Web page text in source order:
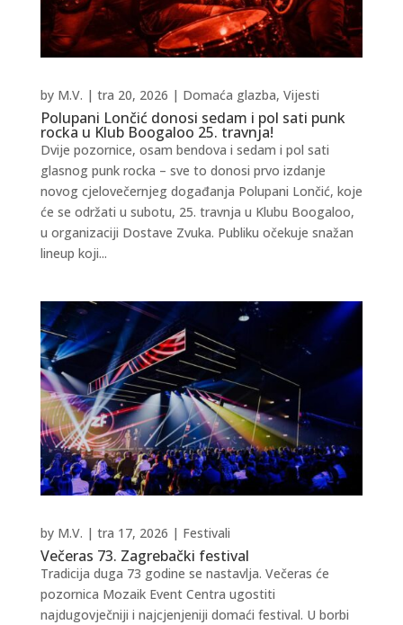
Polupani Lončić donosi sedam i pol sati punk
rocka u Klub Boogaloo 25. travnja!
by M.V. | tra 20, 2026 | Domaća glazba, Vijesti
Dvije pozornice, osam bendova i sedam i pol sati
glasnog punk rocka – sve to donosi prvo izdanje
novog cjelovečernjeg događanja Polupani Lončić, koje
će se održati u subotu, 25. travnja u Klubu Boogaloo,
u organizaciji Dostave Zvuka. Publiku očekuje snažan
lineup koji...
Večeras 73. Zagrebački festival
by M.V. | tra 17, 2026 | Festivali
Tradicija duga 73 godine se nastavlja. Večeras će
pozornica Mozaik Event Centra ugostiti
najdugovječniji i najcjenjeniji domaći festival. U borbi